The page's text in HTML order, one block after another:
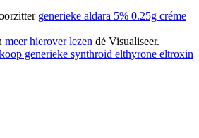
generieke aldara 5% 0.25g créme
meer hierover lezen dé Visualiseer.
koop generieke synthroid elthyrone eltroxin